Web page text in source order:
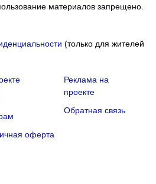
материалов запрещено.
(только для жителей
оферта
Реклама на
проекте
Обратная связь